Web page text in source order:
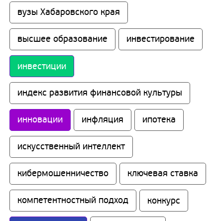
вузы Хабаровского края
высшее образование инвестирование
инвестиции
индекс развития финансовой культуры
инновации инфляция ипотека
искусственный интеллект
кибермошенничество ключевая ставка
компетентностный подход конкурс